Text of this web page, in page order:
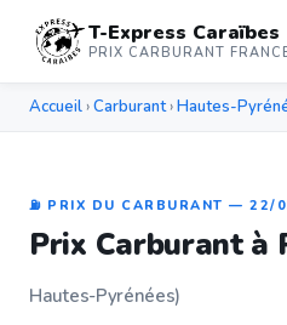
T-Express Caraïbes
PRIX CARBURANT
Accueil ›Carburant›Hautes-
⛽ PRIX DU CARBURANT —
Prix Carburant à
Hautes-Pyrénées)